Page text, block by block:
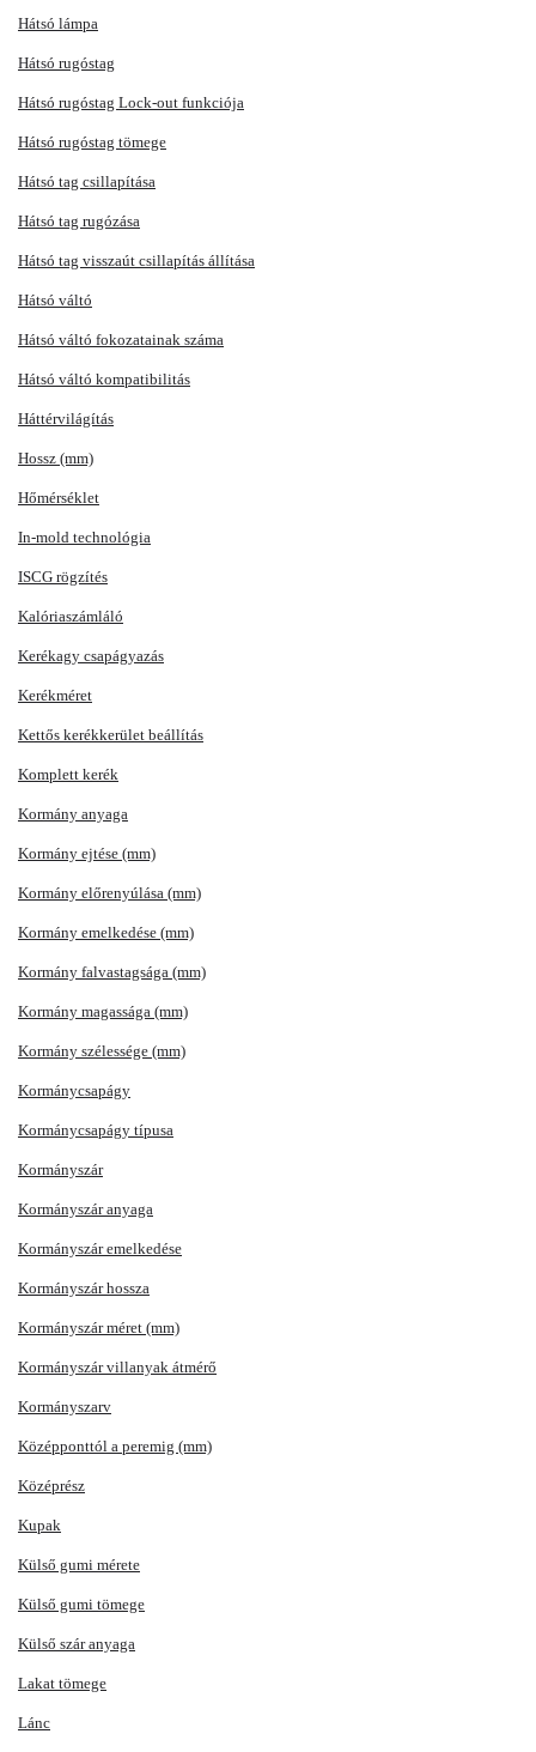
Hátsó lámpa
Hátsó rugóstag
Hátsó rugóstag Lock-out funkciója
Hátsó rugóstag tömege
Hátsó tag csillapítása
Hátsó tag rugózása
Hátsó tag visszaút csillapítás állítása
Hátsó váltó
Hátsó váltó fokozatainak száma
Hátsó váltó kompatibilitás
Háttérvilágítás
Hossz (mm)
Hőmérséklet
In-mold technológia
ISCG rögzítés
Kalóriaszámláló
Kerékagy csapágyazás
Kerékméret
Kettős kerékkerület beállítás
Komplett kerék
Kormány anyaga
Kormány ejtése (mm)
Kormány előrenyúlása (mm)
Kormány emelkedése (mm)
Kormány falvastagsága (mm)
Kormány magassága (mm)
Kormány szélessége (mm)
Kormánycsapágy
Kormánycsapágy típusa
Kormányszár
Kormányszár anyaga
Kormányszár emelkedése
Kormányszár hossza
Kormányszár méret (mm)
Kormányszár villanyak átmérő
Kormányszarv
Középponttól a peremig (mm)
Középrész
Kupak
Külső gumi mérete
Külső gumi tömege
Külső szár anyaga
Lakat tömege
Lánc